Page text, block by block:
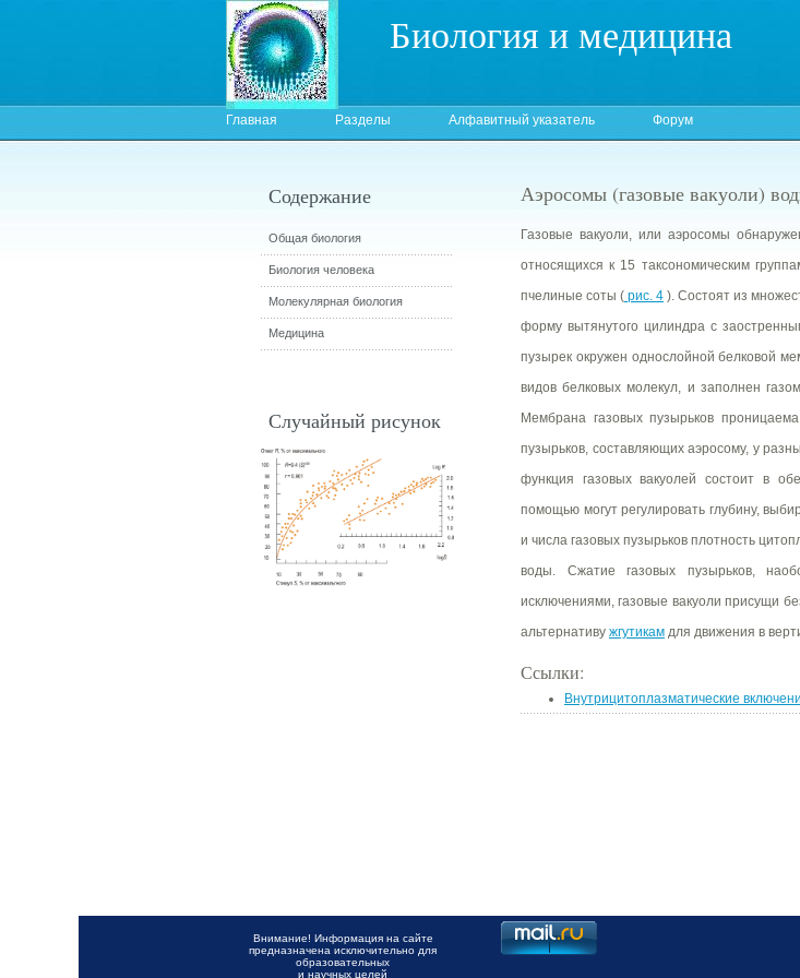
Биология и медицина
Главная Разделы Алфавитный указатель Форум
Аэросомы (газовые вакуоли)
Газовые вакуоли, или аэросомы
относящихся к 15 таксономическим
пчелиные соты ( рис. 4 ). Состоят из
форму вытянутого цилиндра с
пузырек окружен однослойной белковой
видов белковых молекул, и заполнен
Мембрана газовых пузырьков
пузырьков, составляющих аэросому, у
функция газовых вакуолей состоит в
помощью могут регулировать глубину,
и числа газовых пузырьков плотность
воды. Сжатие газовых пузырьков,
исключениями, газовые вакуоли присущи
альтернативу жгутикам для движения в
Ссылки:
Внутрицитоплазматические
Содержание
Общая биология
Биология человека
Молекулярная биология
Медицина
Случайный рисунок
Внимание! Информация на сайте
предназначена исключительно для
образовательных
и научных целей